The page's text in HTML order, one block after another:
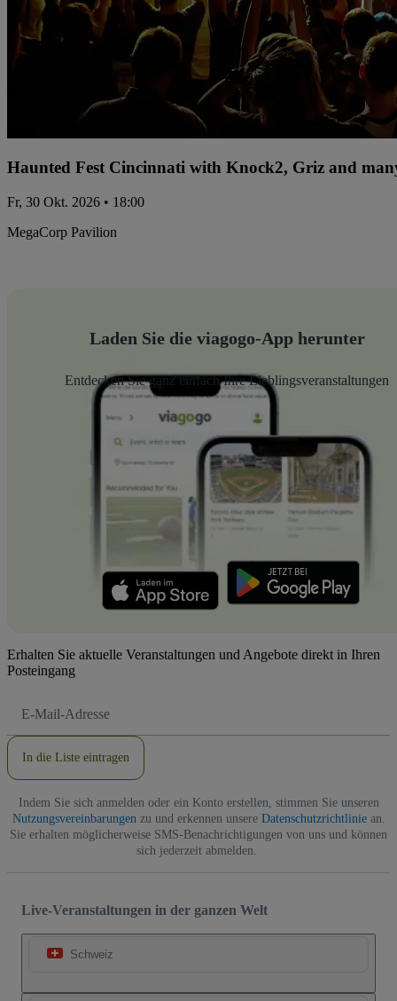
Haunted Fest Cincinnati with Knock2, Griz and
Fr, 30 Okt. 2026 • 18:00
MegaCorp Pavilion
Laden Sie die viagogo-App herunter
Entdecken Sie ganz einfach Ihre Lieblingsveranstaltungen
Erhalten Sie aktuelle Veranstaltungen und Angebote direkt in Ihren
Posteingang
Mail-
In die Liste eintragen
Indem Sie sich anmelden oder ein Konto erstellen, stimmen Sie unseren
Nutzungsvereinbarungenzu und erkennen unsere Datenschutzrichtliniean.
Sie erhalten möglicherweise SMS-Benachrichtigungen von uns und können
sich jederzeit abmelden.
Live-Veranstaltungen in der ganzen Welt
Schweiz